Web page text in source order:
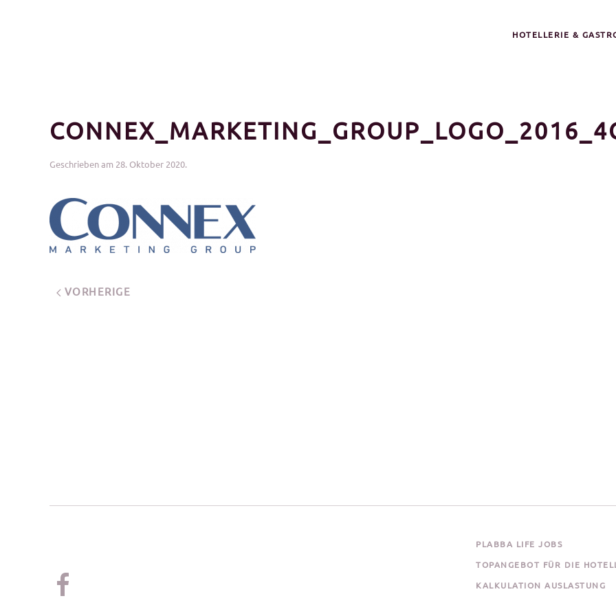
HOTELLERIE &
Geschrieben am 28. Oktober 2020.
VORHERIGE
PLABBA LIFE JOBS
TOPANGEBOT FÜR DIE
KALKULATION AUSLASTUNG